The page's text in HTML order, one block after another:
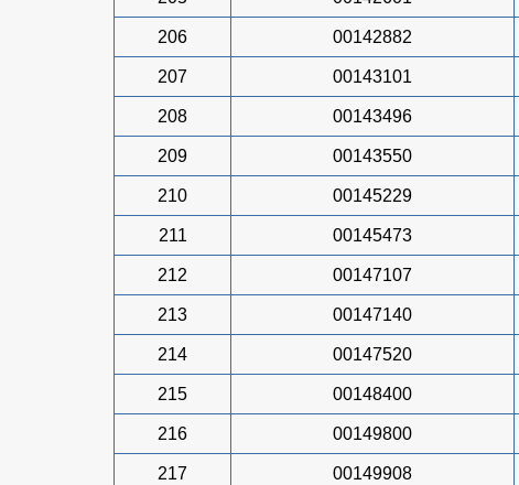
206 00142882
207 00143101
208 00143496
209 00143550
210 00145229
211 00145473
212 00147107
213 00147140
214 00147520
215 00148400
216 00149800
217 00149908